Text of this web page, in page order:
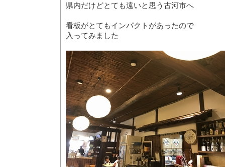
県内だけどとても遠いと思う古河市へ
看板がとてもインパクトがあったので
入ってみました